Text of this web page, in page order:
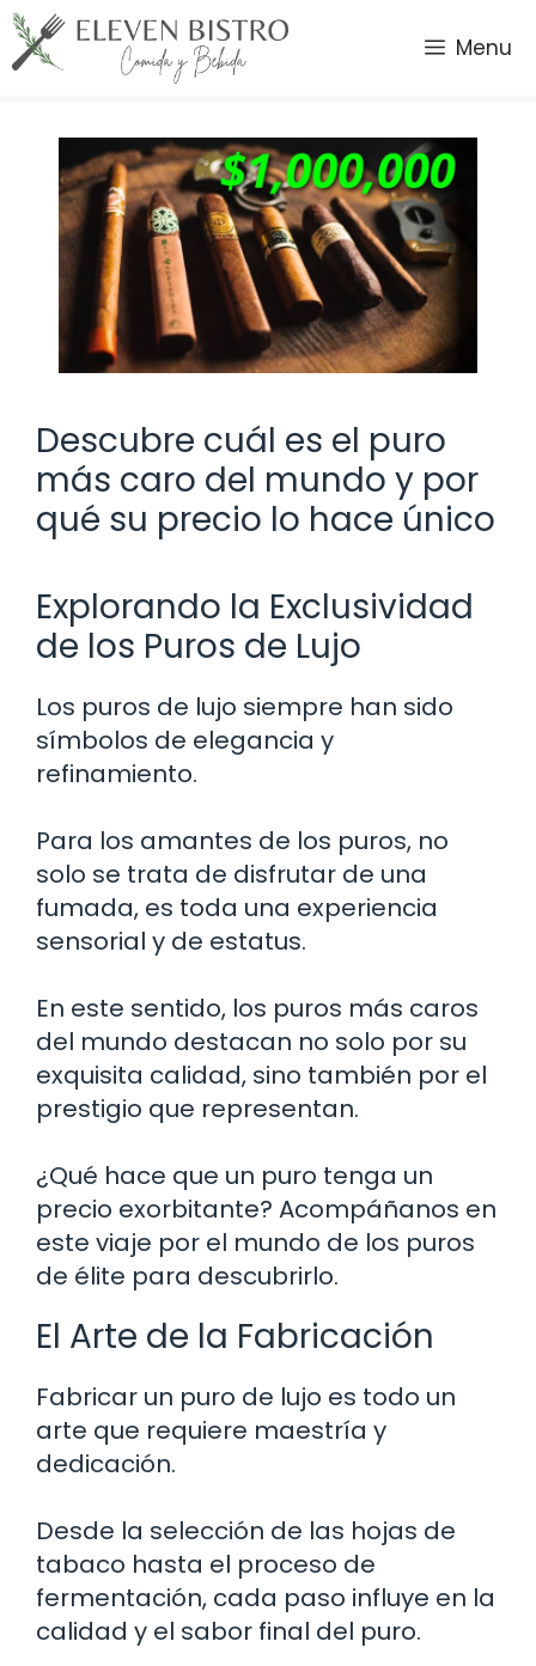
Saltar
al
contenido
Menu
Descubre cuál es el puro
más caro del mundo y por
qué su precio lo hace único
Explorando la Exclusividad
de los Puros de Lujo
Los puros de lujo siempre han sido
símbolos de elegancia y
refinamiento.
Para los amantes de los puros, no
solo se trata de disfrutar de una
fumada, es toda una experiencia
sensorial y de estatus.
En este sentido, los puros más caros
del mundo destacan no solo por su
exquisita calidad, sino también por el
prestigio que representan.
¿Qué hace que un puro tenga un
precio exorbitante? Acompáñanos en
este viaje por el mundo de los puros
de élite para descubrirlo.
El Arte de la Fabricación
Fabricar un puro de lujo es todo un
arte que requiere maestría y
dedicación.
Desde la selección de las hojas de
tabaco hasta el proceso de
fermentación, cada paso influye en la
calidad y el sabor final del puro.